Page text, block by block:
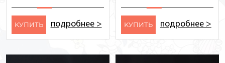
KУПИТЬ подробнее > KУПИТЬ подробнее >